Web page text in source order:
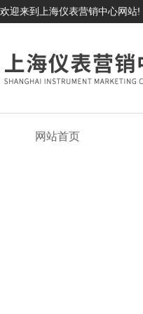
欢迎来到上海仪表营销中心网站!
网站首页